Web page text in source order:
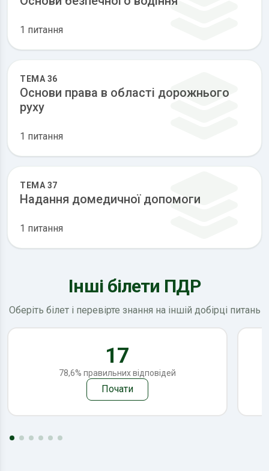
1 питання
ТЕМА 36
Основи права в області дорожнього
руху
1 питання
ТЕМА 37
Надання домедичної допомоги
1 питання
Інші білети ПДР
Оберіть білет і перевірте знання на іншій добірці питань
17
78,6% правильних відповідей
Почати